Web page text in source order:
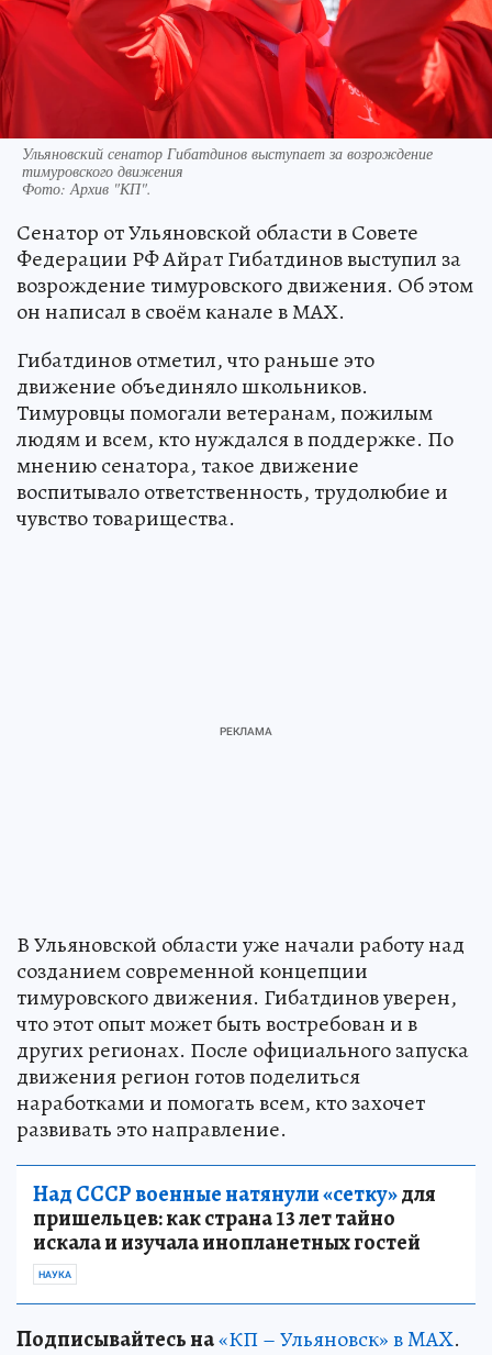
Ульяновский сенатор Гибатдинов выступает за возрождение
тимуровского движения
Фото: Архив "КП".
Сенатор от Ульяновской области в Совете
Федерации РФ Айрат Гибатдинов выступил за
возрождение тимуровского движения. Об этом
он написал в своём канале в МАХ.
Гибатдинов отметил, что раньше это
движение объединяло школьников.
Тимуровцы помогали ветеранам, пожилым
людям и всем, кто нуждался в поддержке. По
мнению сенатора, такое движение
воспитывало ответственность, трудолюбие и
чувство товарищества.
В Ульяновской области уже начали работу над
созданием современной концепции
тимуровского движения. Гибатдинов уверен,
что этот опыт может быть востребован и в
других регионах. После официального запуска
движения регион готов поделиться
наработками и помогать всем, кто захочет
развивать это направление.
Над СССР военные натянули «сетку»для
пришельцев: как страна 13 лет тайно
искала и изучала инопланетных гостей
НАУКА
Подписывайтесь на«КП – Ульяновск» в MAX.